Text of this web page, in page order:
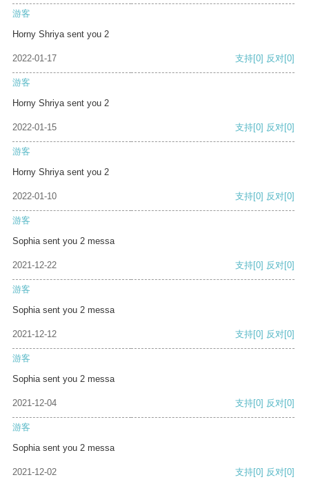
游客
Horny Shriya sent you 2
2022-01-17 支持[0] 反对[0]
游客
Horny Shriya sent you 2
2022-01-15 支持[0] 反对[0]
游客
Horny Shriya sent you 2
2022-01-10 支持[0] 反对[0]
游客
Sophia sent you 2 messa
2021-12-22 支持[0] 反对[0]
游客
Sophia sent you 2 messa
2021-12-12 支持[0] 反对[0]
游客
Sophia sent you 2 messa
2021-12-04 支持[0] 反对[0]
游客
Sophia sent you 2 messa
2021-12-02 支持[0] 反对[0]